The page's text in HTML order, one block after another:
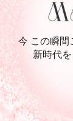
今 この瞬間
新時代